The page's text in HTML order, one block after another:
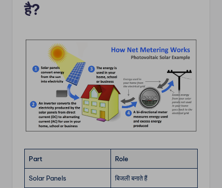
है?
Part Role
Solar Panels बिजली बनाते हैं